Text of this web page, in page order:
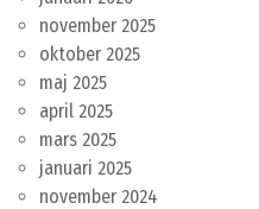
november 2025
oktober 2025
maj 2025
april 2025
mars 2025
januari 2025
november 2024